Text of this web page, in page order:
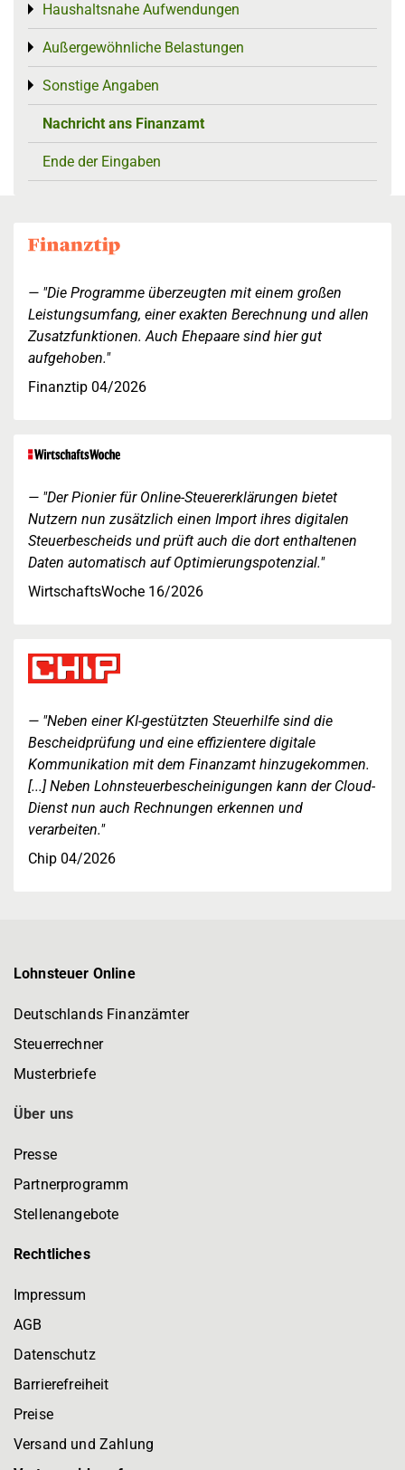
Haushaltsnahe Aufwendungen
Toggle menu
Außergewöhnliche Belastungen
Toggle menu
Sonstige Angaben
Toggle menu
Nachricht ans Finanzamt
Ende der Eingaben
"Die Programme überzeugten mit einem großen
Leistungsumfang, einer exakten Berechnung und allen
Zusatzfunktionen. Auch Ehepaare sind hier gut
aufgehoben."
Finanztip 04/2026
"Der Pionier für Online-Steuererklärungen bietet
Nutzern nun zusätzlich einen Import ihres digitalen
Steuerbescheids und prüft auch die dort enthaltenen
Daten automatisch auf Optimierungspotenzial."
WirtschaftsWoche 16/2026
"Neben einer KI-gestützten Steuerhilfe sind die
Bescheidprüfung und eine effizientere digitale
Kommunikation mit dem Finanzamt hinzugekommen.
[...] Neben Lohnsteuerbescheinigungen kann der Cloud-
Dienst nun auch Rechnungen erkennen und
verarbeiten."
Chip 04/2026
Lohnsteuer Online
Deutschlands Finanzämter
Steuerrechner
Musterbriefe
Über uns
Presse
Partnerprogramm
Stellenangebote
Rechtliches
Impressum
AGB
Datenschutz
Barrierefreiheit
Preise
Versand und Zahlung